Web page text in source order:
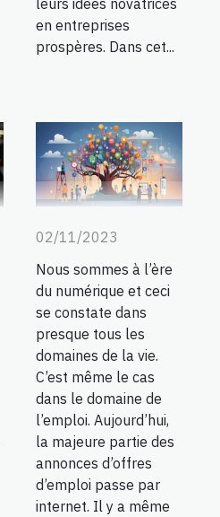
leurs idées novatrices
en entreprises
prospères. Dans cet...
02/11/2023
Nous sommes à l’ère
du numérique et ceci
se constate dans
presque tous les
domaines de la vie.
C’est même le cas
dans le domaine de
l’emploi. Aujourd’hui,
la majeure partie des
annonces d’offres
d’emploi passe par
internet. Il y a même